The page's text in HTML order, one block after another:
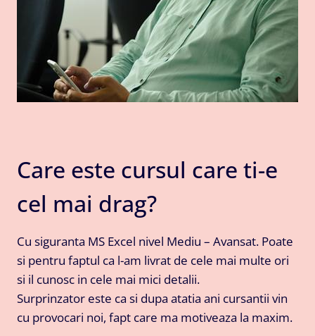
Care este cursul care ti-e
cel mai drag?
Cu siguranta MS Excel nivel Mediu – Avansat. Poate
si pentru faptul ca l-am livrat de cele mai multe ori
si il cunosc in cele mai mici detalii.
Surprinzator este ca si dupa atatia ani cursantii vin
cu provocari noi, fapt care ma motiveaza la maxim.